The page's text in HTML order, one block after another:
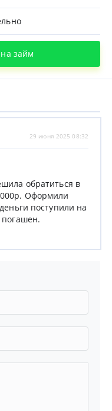
займ
29 июня 2025 08:32
обратиться в
Оформили
поступили на